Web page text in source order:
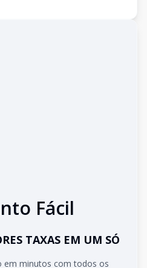
Fácil
TAXAS EM UM SÓ
em minutos com todos os